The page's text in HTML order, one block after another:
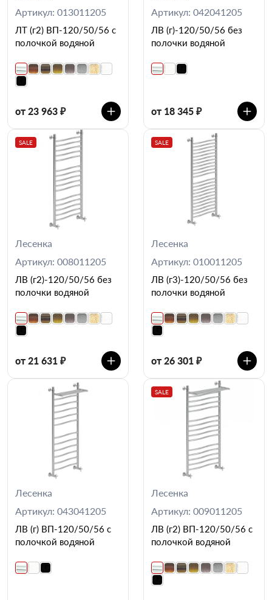
Артикул: 013011205
ЛТ (г2) ВП-120/50/56 с
полочкой водяной
от 23 963 ₽
Артикул: 042041205
ЛВ (г)-120/50/56 без
полочки водяной
от 18 345 ₽
SALE
Лесенка
Артикул: 008011205
ЛВ (г2)-120/50/56 без
полочки водяной
от 21 631 ₽
SALE
Лесенка
Артикул: 010011205
ЛВ (г3)-120/50/56 без
полочки водяной
от 26 301 ₽
Лесенка
Артикул: 043041205
ЛВ (г) ВП-120/50/56 с
полочкой водяной
SALE
Лесенка
Артикул: 009011205
ЛВ (г2) ВП-120/50/56 с
полочкой водяной